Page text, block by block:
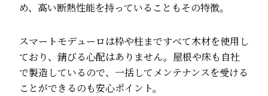
め、高い断熱性能を持っていることもその特徴。
スマートモデューロは枠や柱まですべて木材を使用し
ており、錆びる心配はありません。屋根や床も自社
で製造しているので、一括してメンテナンスを受ける
ことができるのも安心ポイント。